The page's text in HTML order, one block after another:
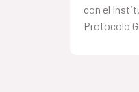
con el
Protocolo